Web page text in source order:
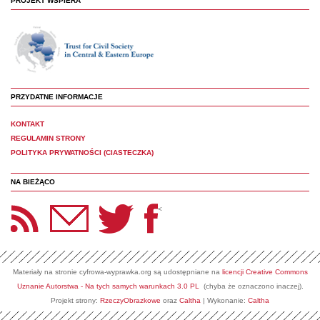
PRZYDATNE INFORMACJE
KONTAKT
REGULAMIN STRONY
POLITYKA PRYWATNOŚCI (CIASTECZKA)
NA BIEŻĄCO
Panoptyka Facebook <
Materiały na stronie cyfrowa-wyprawka.org są udostępniane na licencji Creative Commons
Uznanie Autorstwa - Na tych samych warunkach 3.0 PL
(chyba że oznaczono inaczej).
Projekt strony: RzeczyObrazkowe oraz Caltha | Wykonanie: Caltha